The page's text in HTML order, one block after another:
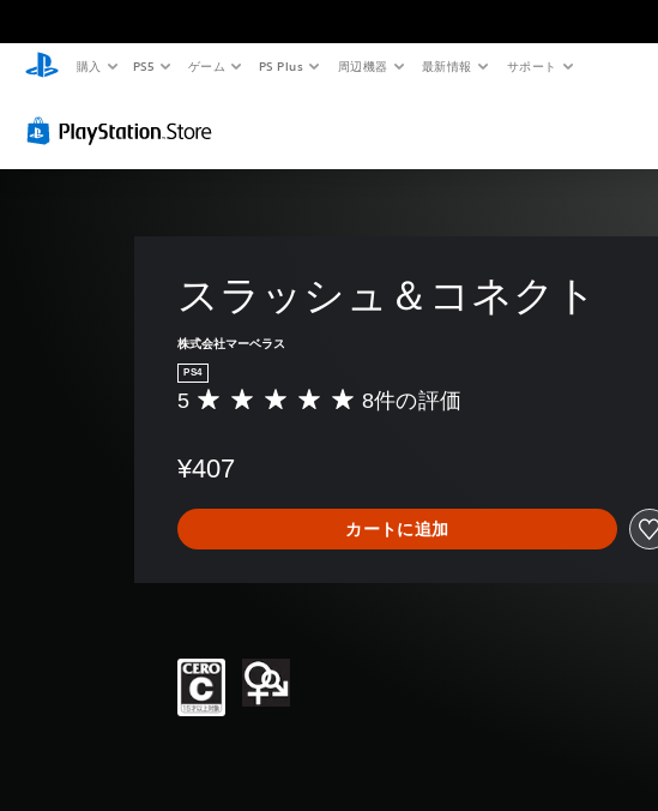
購入 PS5 ゲーム PS Plus 周辺機器 最新情報 サポート
スラッシュ＆コネクト
株式会社マーベラス
PS4
評
は
、
平
評
段
階
中
5 8件の評価
¥407
カートに追加